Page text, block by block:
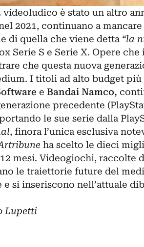
videoludico è stato un altro
2021, continuano a
di quella che viene detta “la
Serie S e Serie X. Opere
che questa nuova
I titoli ad alto budget
e Bandai Namco,
precedente
le sue serie dalla
, finora l’unica esclusiva
ha scelto le dieci
mesi. Videogiochi, raccolte
le traiettorie future del
e si inseriscono nell’attuale
Lupetti